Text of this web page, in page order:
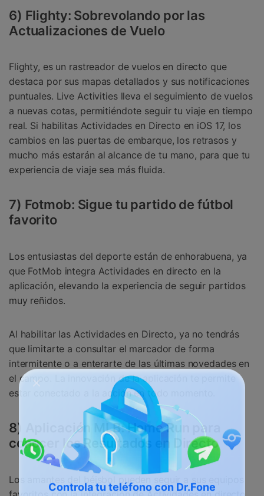
6) Flighty: Sobrevolando por las
Actualizaciones de Vuelo
Flighty, es un rastreador de vuelos en directo que
destaca por sus mapas detallados y sus notificaciones
puntuales. Live Activities lleva el seguimiento de vuelos
a nuevas cotas, permitiéndote seguir tu viaje en tiempo
real. Si habilitas Actividades en Directo en iOS 17, los
cambios en las puertas de embarque, los retrasos y
mucho más estarán al alcance de tu mano, para que tu
experiencia de viaje sea más fluida.
7) Fotmob: Sigue tu partido de fútbol
favorito
Los entusiastas del deporte están de enhorabuena, ya
que FotMob integra Actividades en directo en la
aplicación, elevando la experiencia de seguir partidos
muy reñidos.
Al habilitar las Actividades en Directo, ya no tendrás
que limitarte a consultar el marcador de forma
intermitente o a enterarte de las últimas novedades en
el campo. La innovación de la aplicación te permite
estar conectado a la acción en todo momento.
8) Aplicación MLB: Home Run para
conocer los Resultados en Directo
Los amantes del béisbol pueden seguir a sus equipos